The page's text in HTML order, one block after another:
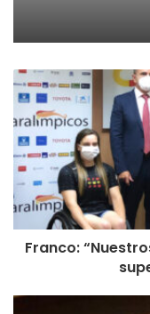
Franco: